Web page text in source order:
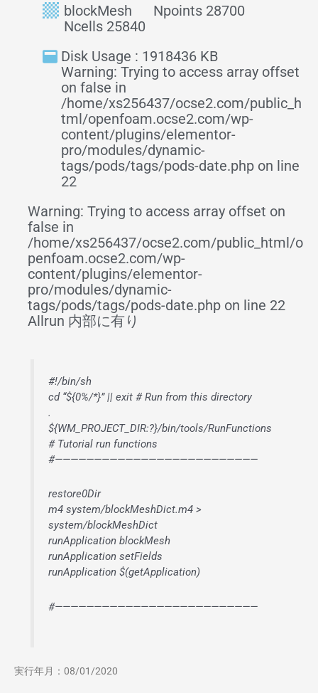
blockMesh
Npoints 28700
Ncells 25840
Disk Usage : 1918436 KB
Warning: Trying to access array offset
on false in
/home/xs256437/ocse2.com/public_h
tml/openfoam.ocse2.com/wp-
content/plugins/elementor-
pro/modules/dynamic-
tags/pods/tags/pods-date.php on line
22
Warning: Trying to access array offset on
false in
/home/xs256437/ocse2.com/public_html/o
penfoam.ocse2.com/wp-
content/plugins/elementor-
pro/modules/dynamic-
tags/pods/tags/pods-date.php on line 22
Allrun 内部に有り
#!/bin/sh
cd “${0%/*}” || exit # Run from this directory
.
${WM_PROJECT_DIR:?}/bin/tools/RunFunctions
# Tutorial run functions
#——————————————————————————
restore0Dir
m4 system/blockMeshDict.m4 >
system/blockMeshDict
runApplication blockMesh
runApplication setFields
runApplication $(getApplication)
#——————————————————————————
実行年月：08/01/2020